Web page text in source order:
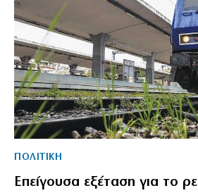
ΠΟΛΙΤΙΚΗ
Επείγουσα εξέταση για το